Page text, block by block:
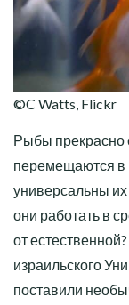
©C Watts, Flickr
Рыбы прекрасно
перемещаются в
универсальны их
они работать в
от
израильского
поставили